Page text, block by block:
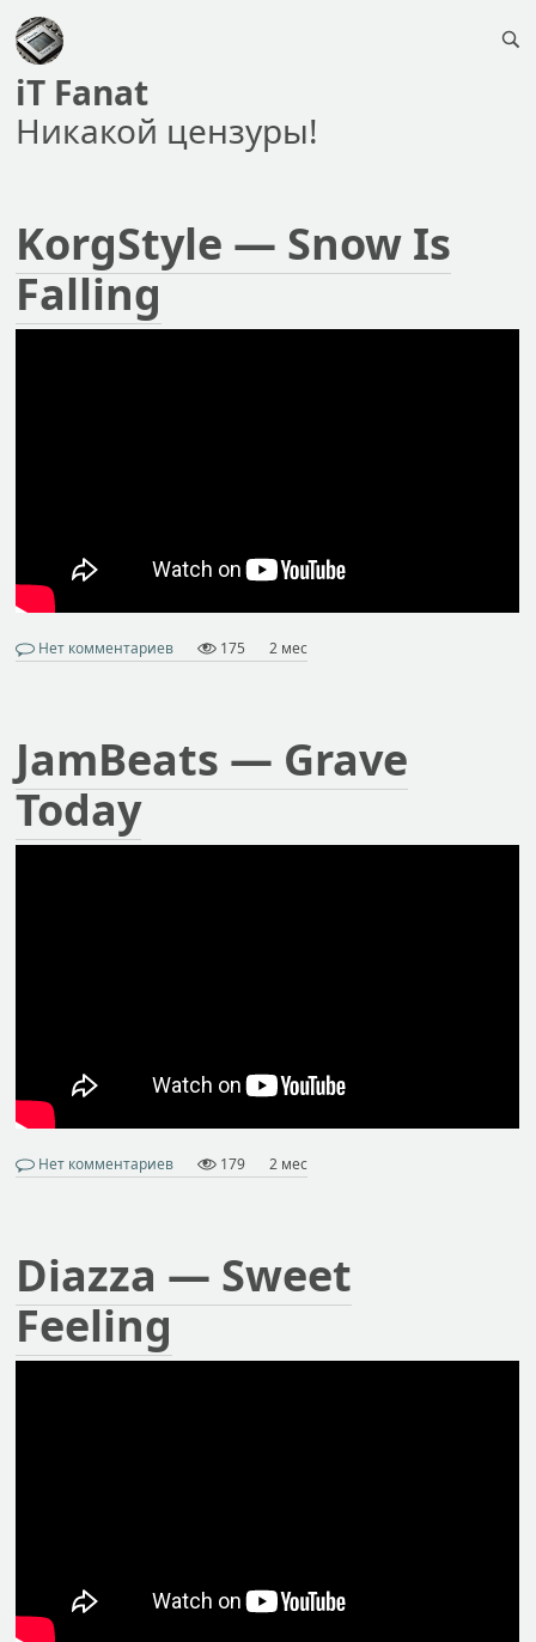
iT Fanat
Никакой цензуры!
KorgStyle — Snow Is
Falling
Нет комментариев 175 2 мес
JamBeats — Grave
Today
Нет комментариев 179 2 мес
Diazza — Sweet
Feeling